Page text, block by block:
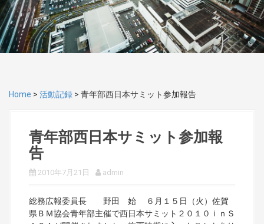
Home > 活動記録 > 青年部西日本サミット参加報告
青年部西日本サミット参加報
告
2010年7月21日 admin
総務広報委員長 野田 始 ６月１５日（火）佐賀
県ＢＭ協会青年部主催で西日本サミット２０１０ｉｎＳ